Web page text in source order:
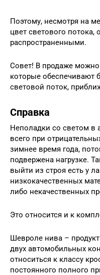
Поэтому, несмотря на
цвет светового потока,
распространенными.
Совет! В продаже
которые обеспечивают
световой поток,
Справка
Неполадки со светом в
всего при
зимнее время года,
подвержена нагрузке.
выйти из строя есть у
низкокачественных
либо некачественных
Это относится и к
Шевроле нива –
двух автомобильных
относиться к классу
постоянного полного